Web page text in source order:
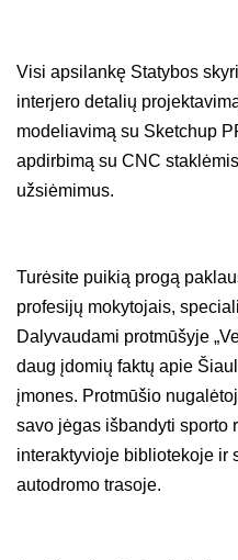
Visi apsilankę Statybos
interjero detalių
modeliavimą su Sketchup
apdirbimą su CNC
užsiėmimus.
Turėsite puikią progą
profesijų mokytojais,
Dalyvaudami protmūšyje
daug įdomių faktų apie
įmones. Protmūšio
savo jėgas išbandyti sporto
interaktyvioje bibliotekoje ir
autodromo trasoje.